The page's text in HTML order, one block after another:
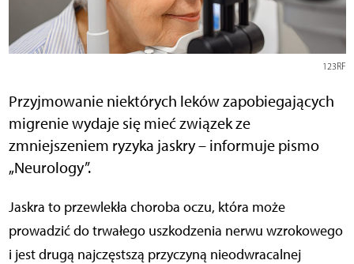
123RF
Przyjmowanie niektórych leków zapobiegających
migrenie wydaje się mieć związek ze
zmniejszeniem ryzyka jaskry – informuje pismo
„Neurology”.
Jaskra to przewlekła choroba oczu, która może
prowadzić do trwałego uszkodzenia nerwu wzrokowego
i jest drugą najczęstszą przyczyną nieodwracalnej